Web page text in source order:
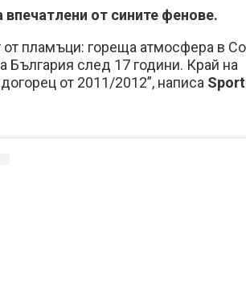
впечатлени от сините фенове.
от пламъци: гореща атмосфера в
България след 17 години. Край на
от 2011/2012”, написа